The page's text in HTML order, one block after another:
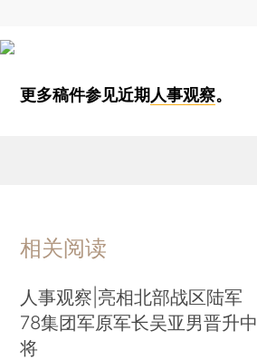
更多稿件参见近期 人事观察。
相关阅读
人事观察|亮相北部战区陆军
78集团军原军长吴亚男晋升中
将